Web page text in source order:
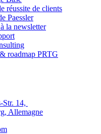
réussite de clients
Paessler
la newsletter
roadmap PRTG
Str. 14,
Allemagne